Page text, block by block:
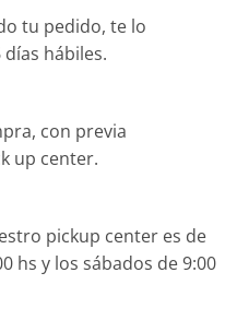
tu pedido, te lo
hábiles.
con previa
up center.
pickup center es de
hs y los sábados de 9:00